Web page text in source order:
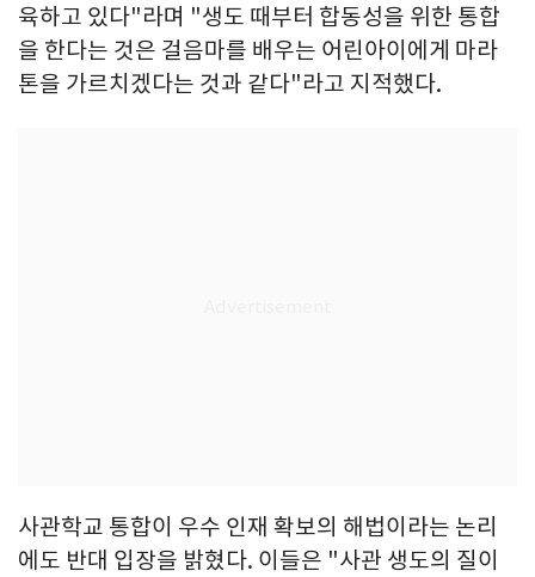
육하고 있다"라며 "생도 때부터 합동성을 위한 통합
을 한다는 것은 걸음마를 배우는 어린아이에게 마라
톤을 가르치겠다는 것과 같다"라고 지적했다.
사관학교 통합이 우수 인재 확보의 해법이라는 논리
에도 반대 입장을 밝혔다. 이들은 "사관 생도의 질이